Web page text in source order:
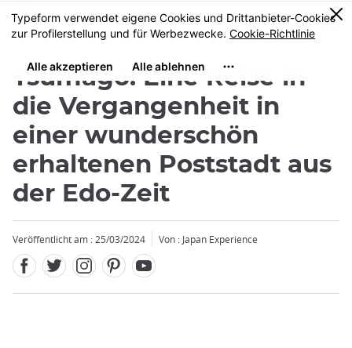
Größe
MENU
0
Tsumago: Eine Reise in
die Vergangenheit in
einer wunderschön
erhaltenen Poststadt aus
der Edo-Zeit
Veröffentlicht am : 25/03/2024 Von : Japan Experience